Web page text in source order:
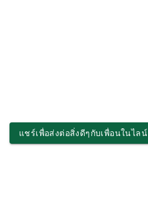
แชร์เพื่อส่งต่อสิ่งดีๆกับเพื่อนในไลน์